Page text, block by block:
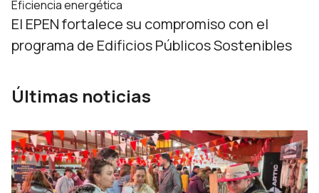
Eficiencia energética
El EPEN fortalece su compromiso con el
programa de Edificios Públicos Sostenibles
Últimas noticias